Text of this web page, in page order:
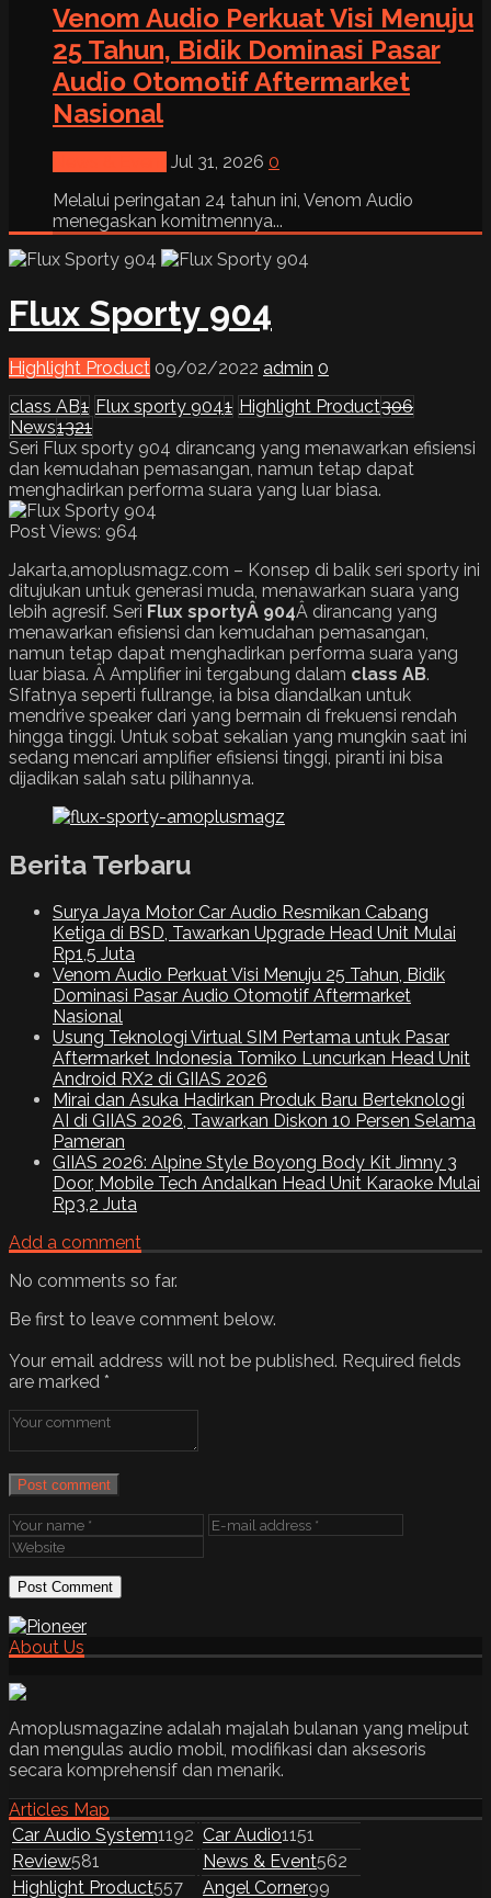
Venom Audio Perkuat Visi Menuju
25 Tahun, Bidik Dominasi Pasar
Audio Otomotif Aftermarket
Nasional
Jul 31, 2026 0
Melalui peringatan 24 tahun ini, Venom Audio
menegaskan komitmennya...
Flux Sporty 904
Highlight Product 09/02/2022 admin 0
class AB1 Flux sporty 9041 Highlight Product306
News1321
Seri Flux sporty 904 dirancang yang menawarkan efisiensi
dan kemudahan pemasangan, namun tetap dapat
menghadirkan performa suara yang luar biasa.
Post Views: 964
Jakarta,amoplusmagz.com – Konsep di balik seri sporty ini
ditujukan untuk generasi muda, menawarkan suara yang
lebih agresif. Seri Flux sportyÂ 904Â dirancang yang
menawarkan efisiensi dan kemudahan pemasangan,
namun tetap dapat menghadirkan performa suara yang
luar biasa. Â Amplifier ini tergabung dalam class AB.
SIfatnya seperti fullrange, ia bisa diandalkan untuk
mendrive speaker dari yang bermain di frekuensi rendah
hingga tinggi. Untuk sobat sekalian yang mungkin saat ini
sedang mencari amplifier efisiensi tinggi, piranti ini bisa
dijadikan salah satu pilihannya.
Berita Terbaru
Surya Jaya Motor Car Audio Resmikan Cabang
Ketiga di BSD, Tawarkan Upgrade Head Unit Mulai
Rp1,5 Juta
Venom Audio Perkuat Visi Menuju 25 Tahun, Bidik
Dominasi Pasar Audio Otomotif Aftermarket
Nasional
Usung Teknologi Virtual SIM Pertama untuk Pasar
Aftermarket Indonesia Tomiko Luncurkan Head Unit
Android RX2 di GIIAS 2026
Mirai dan Asuka Hadirkan Produk Baru Berteknologi
AI di GIIAS 2026, Tawarkan Diskon 10 Persen Selama
Pameran
GIIAS 2026: Alpine Style Boyong Body Kit Jimny 3
Door, Mobile Tech Andalkan Head Unit Karaoke Mulai
Rp3,2 Juta
Add a comment
No comments so far.
Be first to leave comment below.
Your email address will not be published. Required fields
are marked *
Post comment
About Us
Amoplusmagazine adalah majalah bulanan yang meliput
dan mengulas audio mobil, modifikasi dan aksesoris
secara komprehensif dan menarik.
Articles Map
Car Audio System1192 Car Audio1151
Review581 News & Event562
Highlight Product557 Angel Corner99